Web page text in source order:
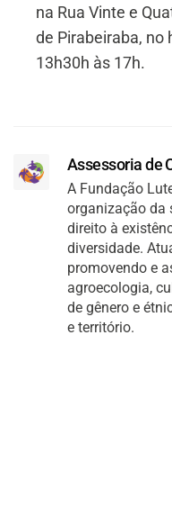
na Rua Vinte e
de Pirabeiraba, no
13h30h às 17h.
Assessoria de
A Fundação
organização da
direito à
diversidade.
promovendo e
agroecologia,
de gênero e
e território.